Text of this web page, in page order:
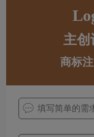
主创
商标